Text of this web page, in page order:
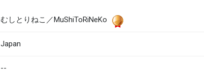
むしとりねこ／MuShiToRiNeKo
Japan
--